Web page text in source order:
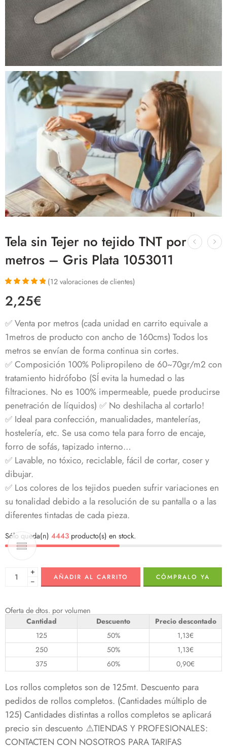
Tela sin Tejer no tejido TNT por
metros – Gris Plata 1053011
5.00 de 5 en
base a
de clientes
(12valoraciones de clientes)
2,25€
✅ Venta por metros (cada unidad en carrito equivale a
1metros de producto con ancho de 160cms) Todos los
metros se envían de forma continua sin cortes.
✅ Composición 100% Polipropileno de 60~70gr/m2 con
tratamiento hidrófobo (SÍ evita la humedad o las
filtraciones. No es 100% impermeable, puede producirse
penetración de líquidos) ✅ No deshilacha al cortarlo!
✅ Ideal para confección, manualidades, mantelerías,
hostelería, etc. Se usa como tela para forro de encaje,
forro de sofás, tapizado interno…
✅ Lavable, no tóxico, reciclable, fácil de cortar, coser y
dibujar.
✅ Los colores de los tejidos pueden sufrir variaciones en
su tonalidad debido a la resolución de su pantalla o a las
diferentes tintadas de cada pieza.
Sólo queda(n) 4443 producto(s) en stock.
+
−
AÑADIR AL CARRITO CÓMPRALO YA
Oferta de dtos. por volumen
Cantidad Descuento
Precio descontado
125
50% 1,13€
250
50% 1,13€
375
60% 0,90€
Los rollos completos son de 125mt. Descuento para
pedidos de rollos completos. (Cantidades múltiplo de
125) Cantidades distintas a rollos completos se aplicará
precio sin descuento ⚠️TIENDAS Y PROFESIONALES:
CONTACTEN CON NOSOTROS PARA TARIFAS